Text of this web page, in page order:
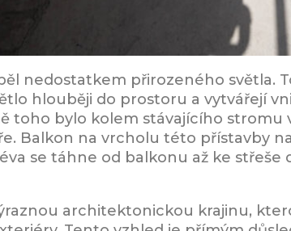
nedostatkem přirozeného světla.
hlouběji do prostoru a vytvářejí
toho bylo kolem stávajícího
Balkon na vrcholu této přístavby
se táhne od balkonu až ke
architektonickou krajinu,